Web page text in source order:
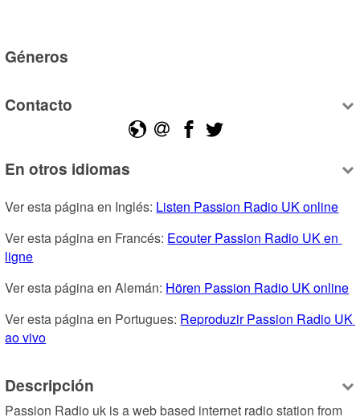
Géneros
Contacto
En otros idiomas
Ver esta página en Inglés: Listen Passion Radio UK online
Ver esta página en Francés: Ecouter Passion Radio UK en
ligne
Ver esta página en Alemán: Hören Passion Radio UK online
Ver esta página en Portugues: Reproduzir Passion Radio UK
ao vivo
Descripción
Passion Radio uk is a web based internet radio station from